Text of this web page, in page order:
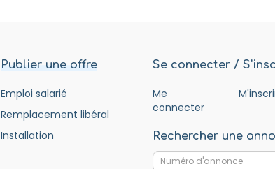
Publier une offre
Emploi salarié
Remplacement libéral
Installation
Se connecter /
Me
connecter
Rechercher une